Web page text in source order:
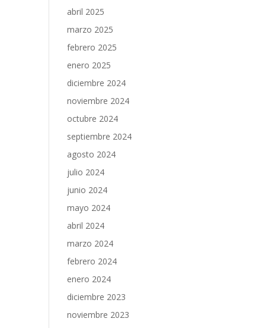
abril 2025
marzo 2025
febrero 2025
enero 2025
diciembre 2024
noviembre 2024
octubre 2024
septiembre 2024
agosto 2024
julio 2024
junio 2024
mayo 2024
abril 2024
marzo 2024
febrero 2024
enero 2024
diciembre 2023
noviembre 2023